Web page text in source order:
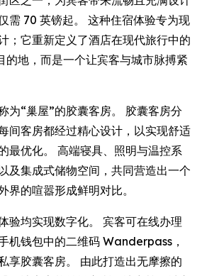
需 70 英镑起。 这种住宿体验专为现
；它重新定义了酒店在现代旅行中的
地，而是一个让宾客与城市脉搏紧
为“巢屋”的胶囊客房。 胶囊客房分
间客房都经过精心设计，以实现舒适
最优化。 高端寝具、照明与温控系
及集成式储物空间，共同营造出一个
界的喧嚣形成鲜明对比。
验均实现数字化。 宾客可在线办理
机钱包中的二维码 Wanderpass，
享胶囊客房。 由此打造出无摩擦的